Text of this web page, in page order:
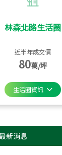
林森北路生活圈
近半年成交價
80萬/坪
生活圈資訊
新消息